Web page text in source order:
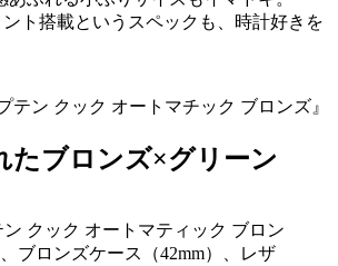
ト搭載というスペックも、時計好きを
ン クック オートマチック ブロンズ』
たブロンズ×グリーン
クック オートマティック ブロン
ブロンズケース（42mm）、レザ